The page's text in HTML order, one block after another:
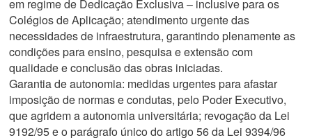
em regime de Dedicação Exclusiva – inclusive para os
Colégios de Aplicação; atendimento urgente das
necessidades de infraestrutura, garantindo plenamente as
condições para ensino, pesquisa e extensão com
qualidade e conclusão das obras iniciadas.
Garantia de autonomia: medidas urgentes para afastar
imposição de normas e condutas, pelo Poder Executivo,
que agridem a autonomia universitária; revogação da Lei
9192/95 e o parágrafo único do artigo 56 da Lei 9394/96